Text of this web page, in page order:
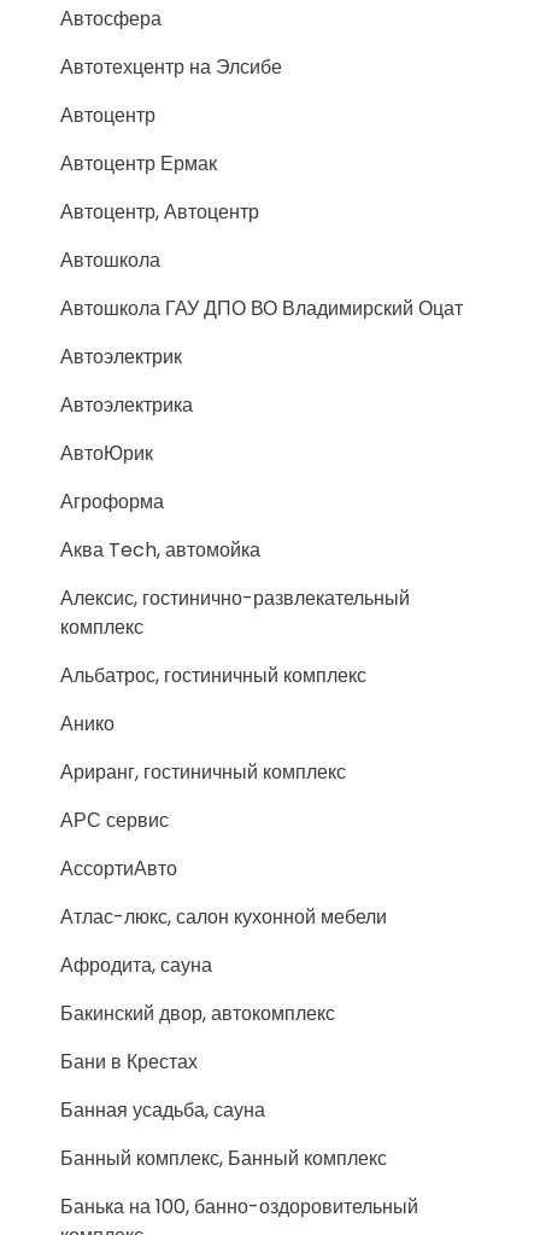
Автосфера
Автотехцентр на Элсибе
Автоцентр
Автоцентр Ермак
Автоцентр, Автоцентр
Автошкола
Автошкола ГАУ ДПО ВО Владимирский Оцат
Автоэлектрик
Автоэлектрика
АвтоЮрик
Агроформа
Аква Tech, автомойка
Алексис, гостинично-развлекательный
комплекс
Альбатрос, гостиничный комплекс
Анико
Ариранг, гостиничный комплекс
АРС сервис
АссортиАвто
Атлас-люкс, салон кухонной мебели
Афродита, сауна
Бакинский двор, автокомплекс
Бани в Крестах
Банная усадьба, сауна
Банный комплекс, Банный комплекс
Банька на 100, банно-оздоровительный